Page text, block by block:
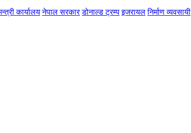
कार्यालय नेपाल सरकार डोनाल्ड ट्रम्प इजरायल निर्माण व्यवसायी